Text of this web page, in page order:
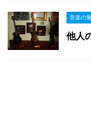
音楽の
他人